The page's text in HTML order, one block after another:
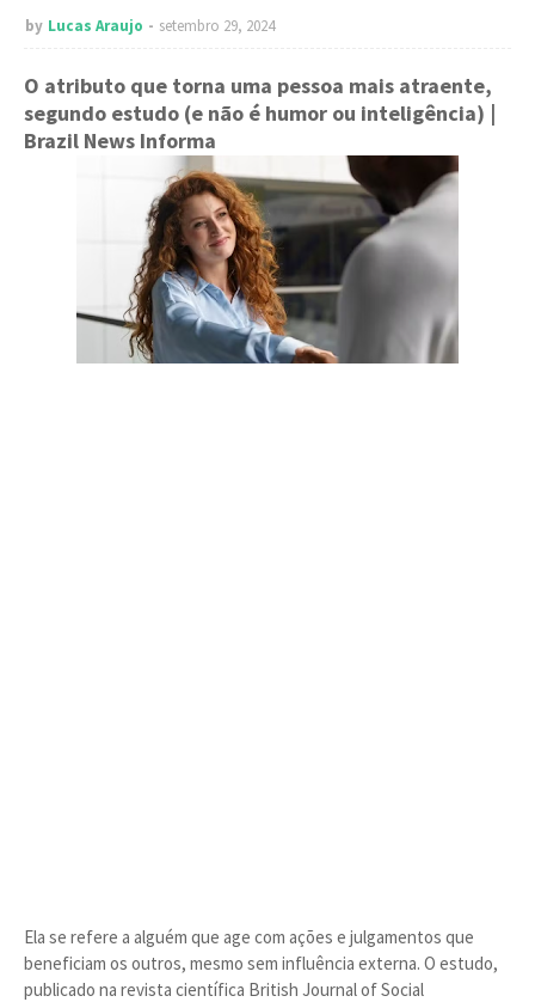
by Lucas Araujo setembro 29, 2024
O atributo que torna uma pessoa mais atraente,
segundo estudo (e não é humor ou inteligência) |
Brazil News Informa
Ela se refere a alguém que age com ações e julgamentos que
beneficiam os outros, mesmo sem influência externa. O estudo,
publicado na revista científica British Journal of Social